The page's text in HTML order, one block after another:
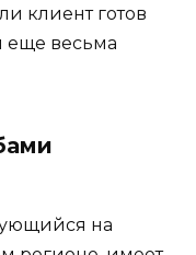
клиент готов
еще весьма
на